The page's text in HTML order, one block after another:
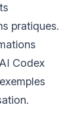
pratiques.
Codex